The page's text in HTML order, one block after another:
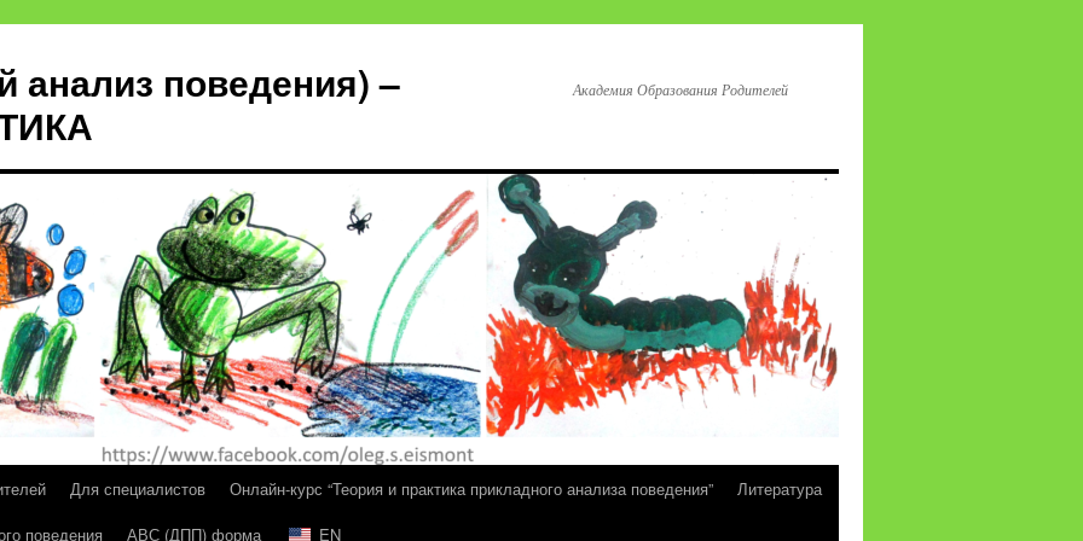
анализ поведения) –
Академия Образования Родителей
Для специалистов Онлайн-курс “Теория и практика прикладного анализа поведения”
Литература
поведения АВС (ДПП) форма EN